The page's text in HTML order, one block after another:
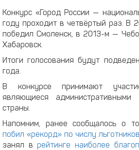
Конкурс «Город России —
году проходит в четвёртый раз. В
победил Смоленск, в 2013-м —
Хабаровск.
Итоги голосования будут
года.
В конкурсе принимают
являющиеся административными
страны.
Напомним, ранее сообщалось о
побил «рекорд» по числу льготников
занял врейтинге наиболее